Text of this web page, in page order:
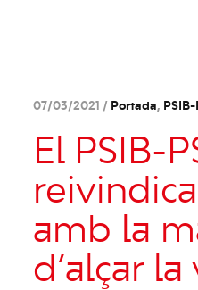
07/03/2021 / Portada, PSIB-
El PSIB-
amb la
d’alçar